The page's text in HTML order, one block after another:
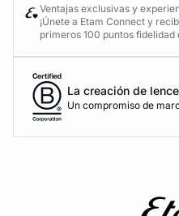
Ventajas exclusivas y
¡Únete a Etam Connect y
primeros 100 puntos fidelidad
La creación de
Un compromiso de